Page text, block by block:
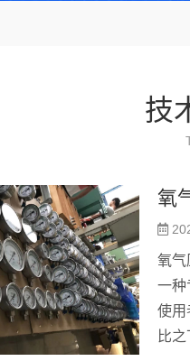
技
氧
氧气
一种
使用
比